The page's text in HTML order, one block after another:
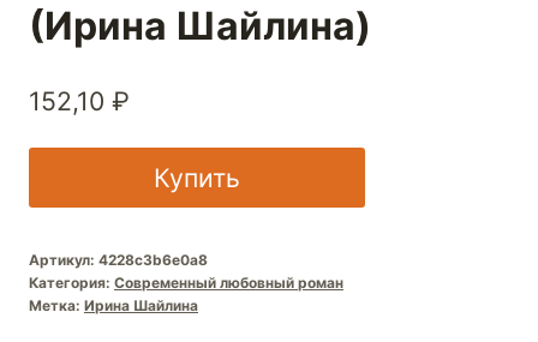
(Ирина Шайлина)
152,10 ₽
Купить
Артикул: 4228c3b6e0a8
Категория: Современный любовный роман
Метка: Ирина Шайлина